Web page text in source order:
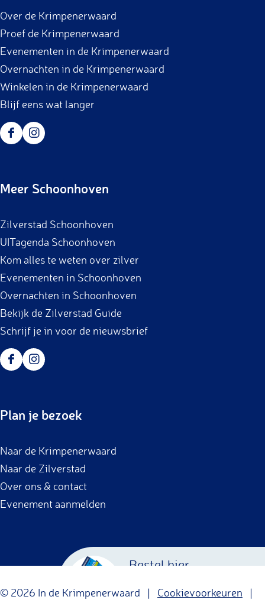
Over de Krimpenerwaard
Proef de Krimpenerwaard
Evenementen in de Krimpenerwaard
Overnachten in de Krimpenerwaard
Winkelen in de Krimpenerwaard
Blijf eens wat langer
F
e
o
o
k
I
t
g
r
a
m
Meer Schoonhoven
Zilverstad Schoonhoven
UITagenda Schoonhoven
Kom alles te weten over zilver
Evenementen in Schoonhoven
Overnachten in Schoonhoven
Bekijk de Zilverstad Guide
Schrijf je in voor de nieuwsbrief
F
e
o
o
k
I
t
g
r
a
m
Plan je bezoek
Naar de Krimpenerwaard
Naar de Zilverstad
Over ons & contact
Evenement aanmelden
Bestel hier
Krimpenerwaard
© 2026 In de Krimpenerwaard | Cookievoorkeuren |